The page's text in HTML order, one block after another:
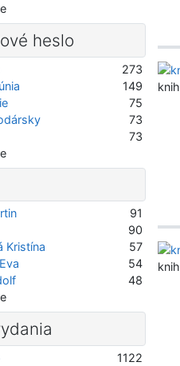
heslo
273
149
75
73
73
91
90
Kristína
57
54
48
1122